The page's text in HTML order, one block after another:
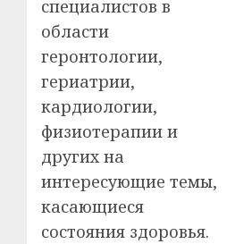
специалистов в
области
геронтологии,
гериатрии,
кардиологии,
физиотерапии и
других на
интересующие темы,
касающиеся
состояния здоровья.